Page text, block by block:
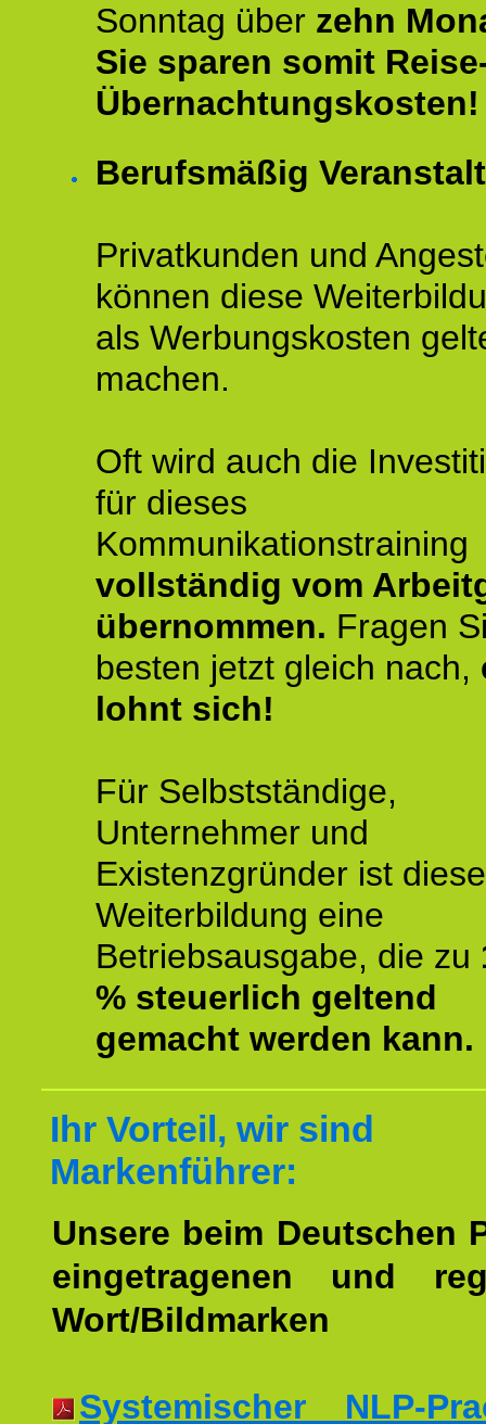
Sonntag über zehn
Sie sparen somit
Übernachtungskosten!
Berufsmäßig
Privatkunden und
können diese
als Werbungskosten
machen.
Oft wird auch die
für dieses
Kommunikationstraining
vollständig vom
übernommen. Fragen
besten jetzt gleich nach,
lohnt sich!
Für Selbstständige,
Unternehmer und
Existenzgründer ist diese
Weiterbildung eine
Betriebsausgabe, die zu
% steuerlich geltend
gemacht werden kann.
Ihr Vorteil, wir sind
Markenführer:
Unsere beim Deutschen
eingetragenen und
Wort/Bildmarken
Systemischer NLP-